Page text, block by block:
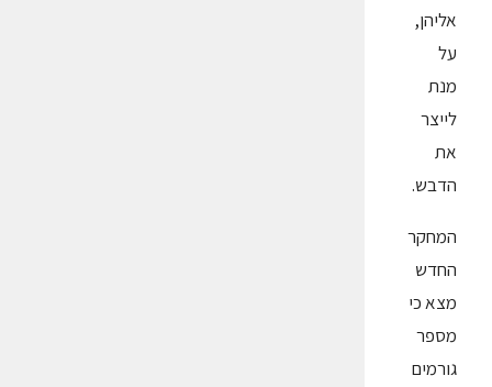
אליהן,
על
מנת
לייצר
את
הדבש.
המחקר
החדש
מצא כי
מספר
גורמים